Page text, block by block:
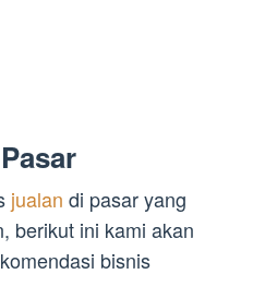
jualan di pasar yang
berikut ini kami akan
bisnis